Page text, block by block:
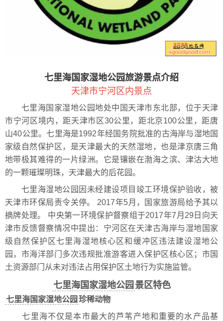
七里海国家湿地公园旅游景点介绍
天津市宁河区内景点
七里海国家湿地公园地处中国天津市东北部，位于天津
市宁河区境内，距天津市区30公里，距北京100公里，距唐
山40公里。七里海是1992年经国务院批准的古海岸与湿地国
家级自然保护区，是天津最大的天然湿地，也是津京唐三角
地带极其难得的一片绿洲。它是镶嵌在渤海之滨、津沽大地
的一颗璀璨明珠，天津最大的后花园。
七里海湿地公园因未经建设项目竣工环境保护验收，被
天津市环保局责令关停。 2017年5月，国家旅游局给予其以
摘牌处理。 中央第一环境保护督察组于2017年7月29日向天
津市反馈督察情况中提出：宁河区在天津古海岸与湿地国家
级自然保护区七里海湿地核心区和缓冲区违法建设湿地公
园，市海洋部门多次违规批准游客进入保护区核心区；市国
土资源部门从未对违法占用保护区土地行为实施监管。
七里海国家湿地公园 景区特色
七里海国家湿地公园 珍稀动物
七里海不仅是本市最大的芦苇产地和重要的水产品基